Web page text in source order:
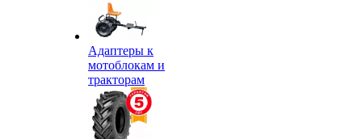
Адаптеры к
мотоблокам и
тракторам